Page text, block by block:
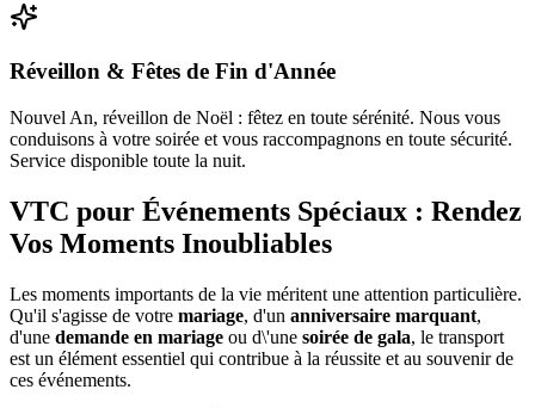
Réveillon & Fêtes de Fin d'Année
Nouvel An, réveillon de Noël : fêtez en toute sérénité. Nous vous
conduisons à votre soirée et vous raccompagnons en toute sécurité.
Service disponible toute la nuit.
VTC pour Événements Spéciaux : Rendez
Vos Moments Inoubliables
Les moments importants de la vie méritent une attention particulière.
Qu'il s'agisse de votre mariage, d'un anniversaire marquant,
d'une demande en mariage ou d\'une soirée de gala, le transport
est un élément essentiel qui contribue à la réussite et au souvenir de
ces événements.